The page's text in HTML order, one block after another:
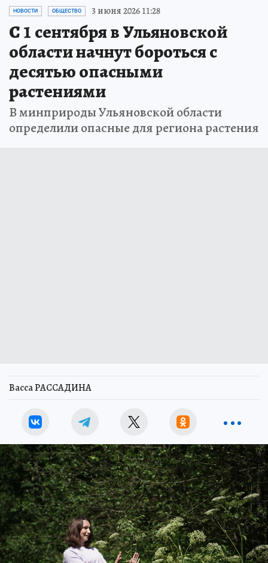
НОВОСТИ ОБЩЕСТВО 3 июня 2026 11:28
С 1 сентября в Ульяновской
области начнут бороться с
десятью опасными
растениями
В минприроды Ульяновской области
определили опасные для региона растения
Васса РАССАДИНА